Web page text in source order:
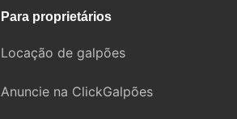
Para proprietários
Locação de galpões
Anuncie na ClickGalpões